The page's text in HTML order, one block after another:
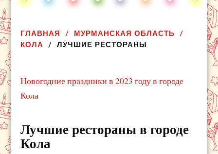
ГЛАВНАЯ
МУРМАНСКАЯ ОБЛАСТЬ
КОЛА
ЛУЧШИЕ РЕСТОРАНЫ
Новогодние праздники в 2023 году в городе
Кола
Лучшие рестораны в городе
Кола